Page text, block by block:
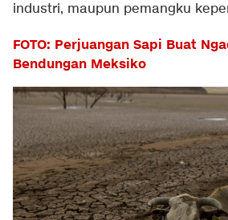
industri, maupun pemangku
FOTO: Perjuangan Sapi Buat
Bendungan Meksiko